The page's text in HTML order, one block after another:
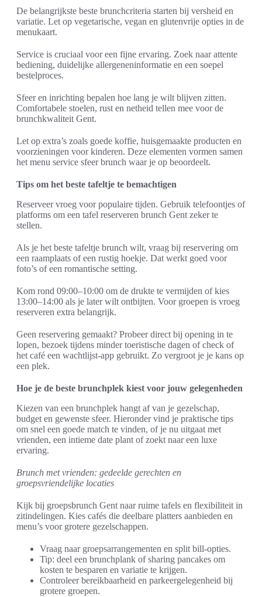
De belangrijkste beste brunchcriteria starten bij versheid en
variatie. Let op vegetarische, vegan en glutenvrije opties in de
menukaart.
Service is cruciaal voor een fijne ervaring. Zoek naar attente
bediening, duidelijke allergeneninformatie en een soepel
bestelproces.
Sfeer en inrichting bepalen hoe lang je wilt blijven zitten.
Comfortabele stoelen, rust en netheid tellen mee voor de
brunchkwaliteit Gent.
Let op extra’s zoals goede koffie, huisgemaakte producten en
voorzieningen voor kinderen. Deze elementen vormen samen
het menu service sfeer brunch waar je op beoordeelt.
Tips om het beste tafeltje te bemachtigen
Reserveer vroeg voor populaire tijden. Gebruik telefoontjes of
platforms om een tafel reserveren brunch Gent zeker te
stellen.
Als je het beste tafeltje brunch wilt, vraag bij reservering om
een raamplaats of een rustig hoekje. Dat werkt goed voor
foto’s of een romantische setting.
Kom rond 09:00–10:00 om de drukte te vermijden of kies
13:00–14:00 als je later wilt ontbijten. Voor groepen is vroeg
reserveren extra belangrijk.
Geen reservering gemaakt? Probeer direct bij opening in te
lopen, bezoek tijdens minder toeristische dagen of check of
het café een wachtlijst-app gebruikt. Zo vergroot je je kans op
een plek.
Hoe je de beste brunchplek kiest voor jouw gelegenheden
Kiezen van een brunchplek hangt af van je gezelschap,
budget en gewenste sfeer. Hieronder vind je praktische tips
om snel een goede match te vinden, of je nu uitgaat met
vrienden, een intieme date plant of zoekt naar een luxe
ervaring.
Brunch met vrienden: gedeelde gerechten en
groepsvriendelijke locaties
Kijk bij groepsbrunch Gent naar ruime tafels en flexibiliteit in
zitindelingen. Kies cafés die deelbare platters aanbieden en
menu’s voor grotere gezelschappen.
Vraag naar groepsarrangementen en split bill-opties.
Tip: deel een brunchplank of sharing pancakes om
kosten te besparen en variatie te krijgen.
Controleer bereikbaarheid en parkeergelegenheid bij
grotere groepen.